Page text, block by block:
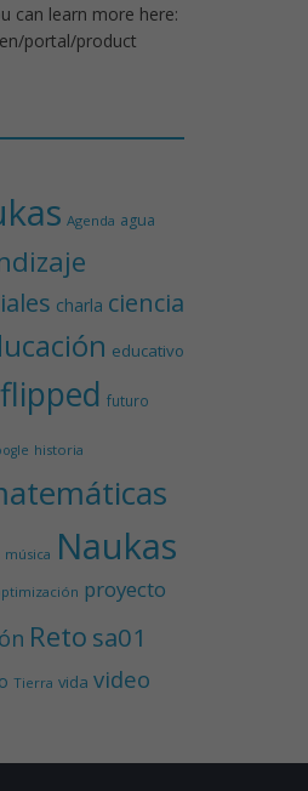
can learn more here:
portal/product
Agenda agua
charla ciencia
educativo
flipped futuro
historia
música Naukas
proyecto
Reto sa01
Tierra vida video